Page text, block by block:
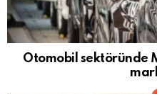
Otomobil sektöründe